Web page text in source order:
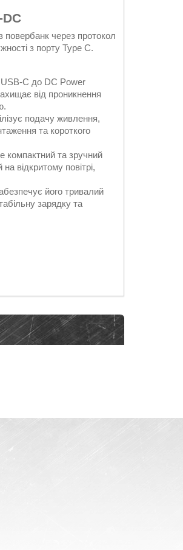
через протокол
з порту Type C.
C до DC Power
від проникнення
подачу живлення,
та короткого
компактний та зручний
відкритому повітрі,
його тривалий
зарядку та